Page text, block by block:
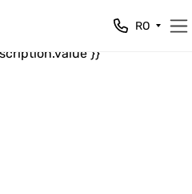
}}
}}
RO